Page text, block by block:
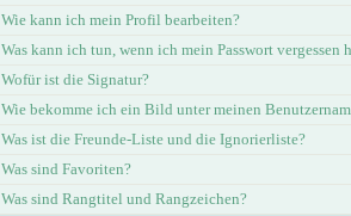
Wie kann ich mein Profil bearbeiten?
Was kann ich tun, wenn ich mein Passwort vergessen
Wofür ist die Signatur?
Wie bekomme ich ein Bild unter meinen
Was ist die Freunde-Liste und die Ignorierliste?
Was sind Favoriten?
Was sind Rangtitel und Rangzeichen?